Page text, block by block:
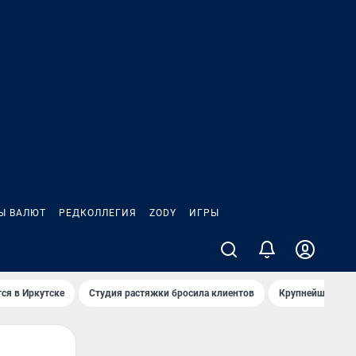
ВАЛЮТ РЕДКОЛЛЕГИЯ ZODY ИГРЫ
в Иркутске Студия растяжки бросила клиентов Крупнейшие